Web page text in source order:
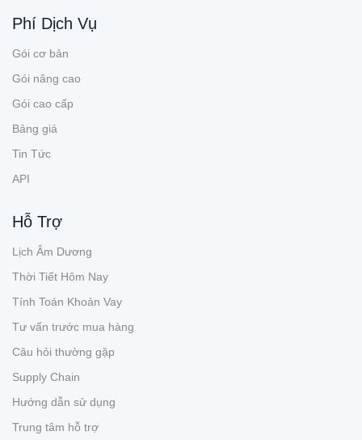
Phí Dịch Vụ
Gói cơ bản
Gói nâng cao
Gói cao cấp
Bảng giá
Tin Tức
API
Hỗ Trợ
Lịch Âm Dương
Thời Tiết Hôm Nay
Tính Toán Khoản Vay
Tư vấn trước mua hàng
Câu hỏi thường gặp
Supply Chain
Hướng dẫn sử dụng
Trung tâm hỗ trợ